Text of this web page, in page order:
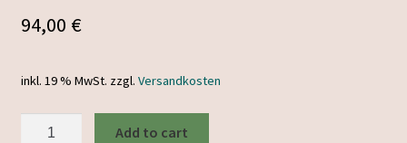
94,00 €
inkl. 19 % MwSt. zzgl. Versandkosten
Merino
Add to cart